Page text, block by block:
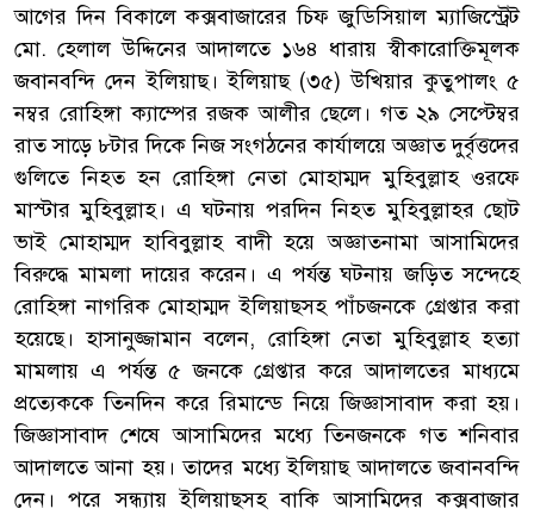
আগের দিন বিকালে কক্সবাজারের চিফ জুডিসিয়াল ম্যাজিস্ট্রেট
মো. হেলাল উদ্দিনের আদালতে ১৬৪ ধারায় স্বীকারোক্তিমূলক
জবানবন্দি দেন ইলিয়াছ। ইলিয়াছ (৩৫) উখিয়ার কুতুপালং ৫
নম্বর রোহিঙ্গা ক্যাম্পের রজক আলীর ছেলে। গত ২৯ সেপ্টেম্বর
রাত সাড়ে ৮টার দিকে নিজ সংগঠনের কার্যালয়ে অজ্ঞাত দুর্বৃত্তদের
গুলিতে নিহত হন রোহিঙ্গা নেতা মোহাম্মদ মুহিবুল্লাহ ওরফে
মাস্টার মুহিবুল্লাহ। এ ঘটনায় পরদিন নিহত মুহিবুল্লাহর ছোট
ভাই মোহাম্মদ হাবিবুল্লাহ বাদী হয়ে অজ্ঞাতনামা আসামিদের
বিরুদ্ধে মামলা দায়ের করেন। এ পর্যন্ত ঘটনায় জড়িত সন্দেহে
রোহিঙ্গা নাগরিক মোহাম্মদ ইলিয়াছসহ পাঁচজনকে গ্রেপ্তার করা
হয়েছে। হাসানুজ্জামান বলেন, রোহিঙ্গা নেতা মুহিবুল্লাহ হত্যা
মামলায় এ পর্যন্ত ৫ জনকে গ্রেপ্তার করে আদালতের মাধ্যমে
প্রত্যেককে তিনদিন করে রিমান্ডে নিয়ে জিজ্ঞাসাবাদ করা হয়।
জিজ্ঞাসাবাদ শেষে আসামিদের মধ্যে তিনজনকে গত শনিবার
আদালতে আনা হয়। তাদের মধ্যে ইলিয়াছ আদালতে জবানবন্দি
দেন। পরে সন্ধ্যায় ইলিয়াছসহ বাকি আসামিদের কক্সবাজার